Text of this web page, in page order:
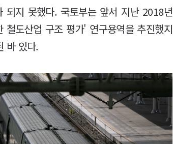
되지 못했다. 국토부는 앞서 지난 2018년
도산업 구조 평가' 연구용역을 추진했지
바 있다.